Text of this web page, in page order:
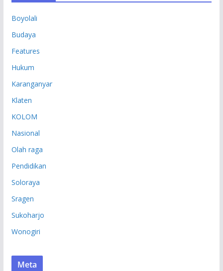
Boyolali
Budaya
Features
Hukum
Karanganyar
Klaten
KOLOM
Nasional
Olah raga
Pendidikan
Soloraya
Sragen
Sukoharjo
Wonogiri
Meta